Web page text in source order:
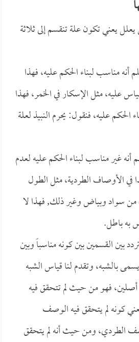
يعني تكون علة تنقسم إلى ثلاثة
مناسب لبناء الحكم عليه، فهذا
مثل الإسكار في الخمر، فهذا
عليه، فنقول: يحرم النبيذ لعلة
غير مناسب لبناء الحكم عليه لعدم
في الأوصاف الطردية، مثل الطول
سواد وبياض وغير ذلك, فهذا لا
به باطل.
بين القسمين بين كونه مناسباً وبين
بالشبه، وتقدم لنا قياس الشبه
فهو من حيث لم تتحقق فيه
كونه لم يتحقق فيه الوصف
الطردي، ومن حيث أنه لم يتحقق